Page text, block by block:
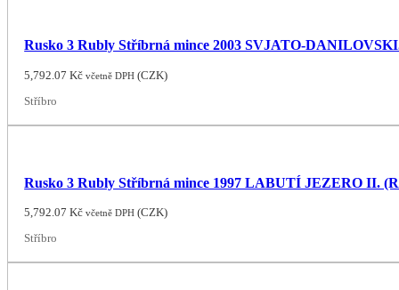
Rusko 3 Rubly Stříbrná mince 2003 SVJATO-
5,792.07Kč včetně DPH (CZK)
Stříbro
Rusko 3 Rubly Stříbrná mince 1997 LABUTÍ JEZERO II.
5,792.07Kč včetně DPH (CZK)
Stříbro